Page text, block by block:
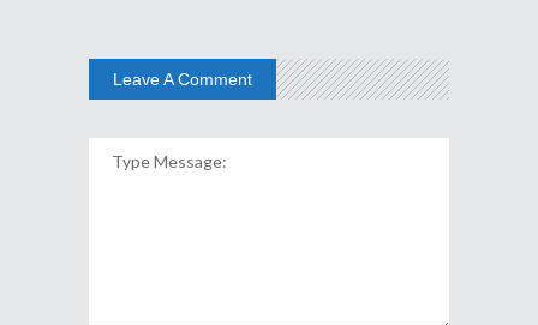
Leave A Comment